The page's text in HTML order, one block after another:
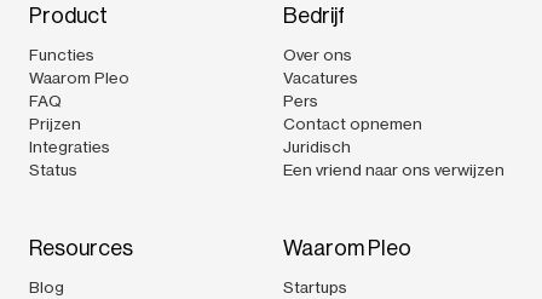
Product
Functies
Waarom Pleo
FAQ
Prijzen
Integraties
Status
Bedrijf
Over ons
Vacatures
Pers
Contact opnemen
Juridisch
Een vriend naar ons verwijzen
Resources
Blog
Waarom Pleo
Startups